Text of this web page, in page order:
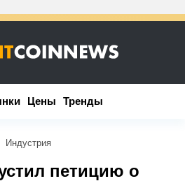
Цены Тренды
Цены Тренды
Индустрия
петицию о